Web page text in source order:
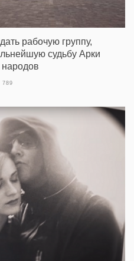
рабочую группу,
судьбу Арки
789